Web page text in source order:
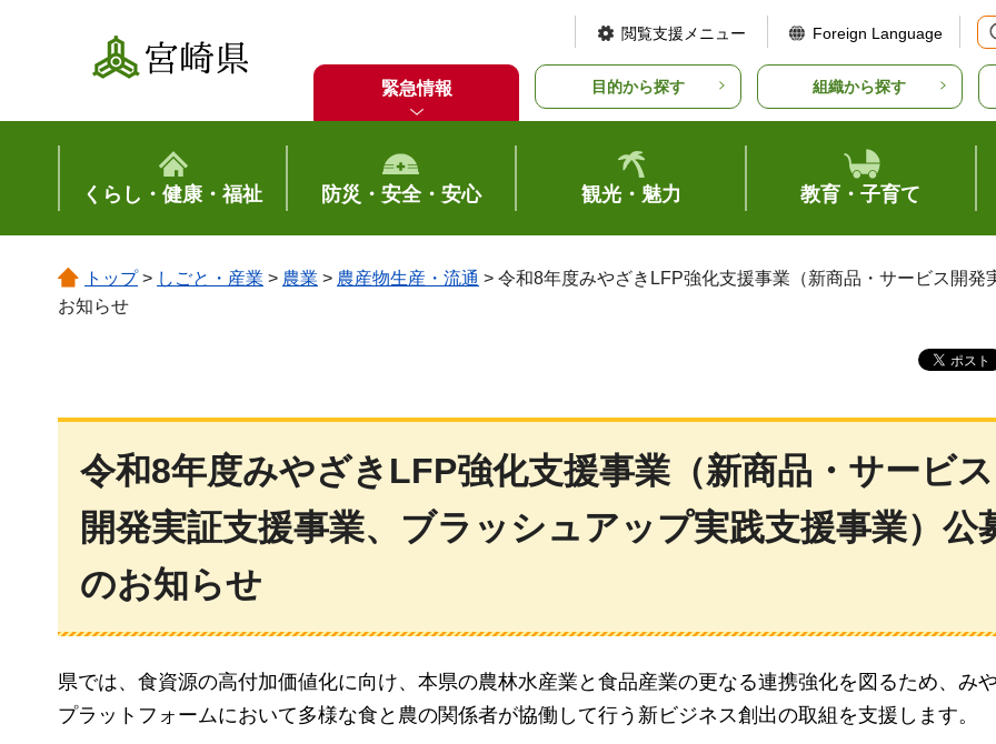
宮崎県
閲覧支援メニュー Foreign Language
緊急情報 目的から探す 組織から探す
くらし・健康・福祉 防災・安全・安心 観光・魅力 教育・子育て
トップ> しごと・産業 > 農業 > 農産物生産・流通 > 令和8年度みやざきLFP強化支援事業（新商品・サービス開
お知らせ
令和8年度みやざきLFP強化支援事業（新商品・サービス
開発実証支援事業、ブラッシュアップ実践支援事業）公
のお知らせ
県では、食資源の高付加価値化に向け、本県の農林水産業と食品産業の更なる連携強化を図るため、み
プラットフォームにおいて多様な食と農の関係者が協働して行う新ビジネス創出の取組を支援します。